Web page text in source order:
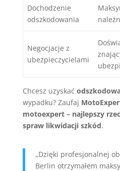
Dochodzenie
odszkodowania
Negocjacje z
ubezpieczycielami
Chcesz uzyskać
wypadku? Zaufaj
motoexpert – najlepszy
spraw likwidacji szkód.
„Dzięki profesjonalnej
Berlin otrzymałem